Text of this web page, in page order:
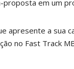
proposta em um
apresente a sua
no Fast Track